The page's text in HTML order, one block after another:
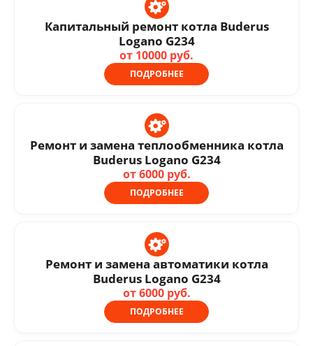
Капитальный ремонт котла Buderus
Logano G234
от 10000 руб.
ПОДРОБНЕЕ
Ремонт и замена теплообменника котла
Buderus Logano G234
от 6000 руб.
ПОДРОБНЕЕ
Ремонт и замена автоматики котла
Buderus Logano G234
от 6000 руб.
ПОДРОБНЕЕ